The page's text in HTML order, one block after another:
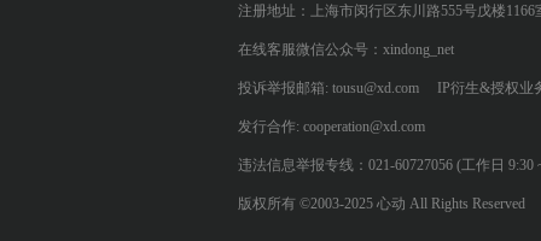
注册地址：上海市闵行区东川路555号戊楼1166
在线客服微信公众号：xindong_net
投诉举报邮箱: tousu@xd.com IP衍生&授权业
发行合作: cooperation@xd.com
违法信息举报专线：021-60727056 (工作日 9:30
版权所有 ©2003-2025 心动 All Rights Reserved